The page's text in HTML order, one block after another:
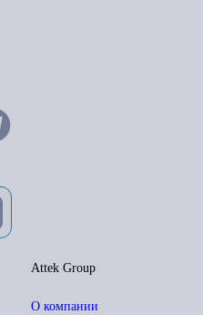
Attek Group
О компании